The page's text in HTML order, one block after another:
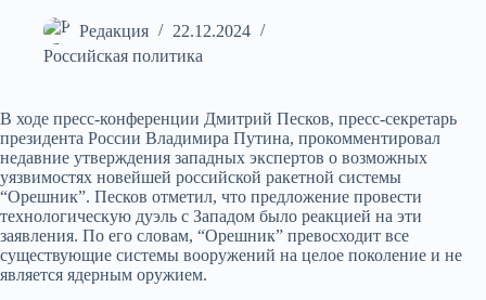
Редакция
22.12.2024
Российская политика
В ходе пресс-конференции Дмитрий Песков, пресс-секретарь
президента России Владимира Путина, прокомментировал
недавние утверждения западных экспертов о возможных
уязвимостях новейшей российской ракетной системы
“Орешник”. Песков отметил, что предложение провести
технологическую дуэль с Западом было реакцией на эти
заявления. По его словам, “Орешник” превосходит все
существующие системы вооружений на целое поколение и не
является ядерным оружием.